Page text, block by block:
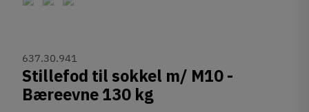
637.30.941
Stillefod til sokkel m/ M10 -
Bæreevne 130 kg